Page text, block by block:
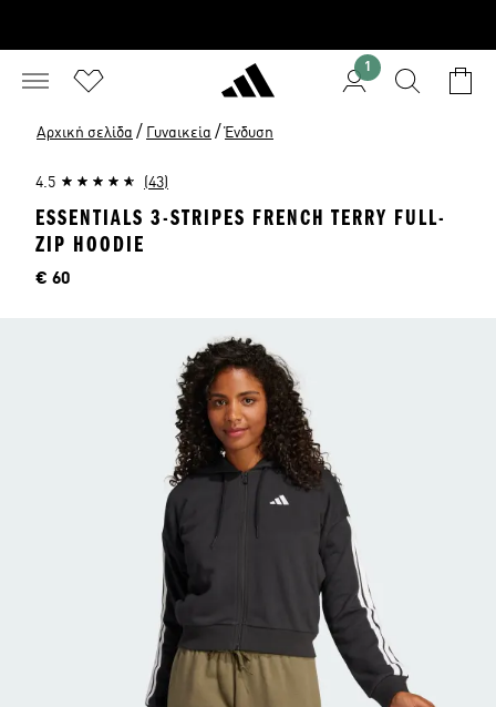
1
Αρχική σελίδα / Γυναικεία / Ένδυση
4.5 (43)
ESSENTIALS 3-STRIPES FRENCH TERRY FULL-
ZIP HOODIE
Τιμή
€ 60